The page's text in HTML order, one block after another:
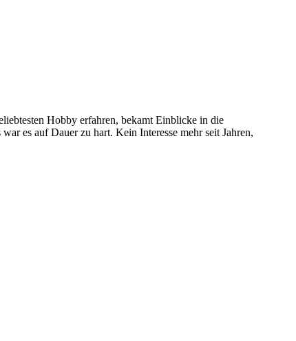
Hobby erfahren, bekamt Einblicke in die
war es auf Dauer zu hart. Kein Interesse mehr seit Jahren,